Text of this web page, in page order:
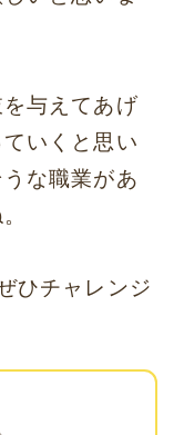
与えてあげ
いくと思い
な職業があ
ひチャレンジ